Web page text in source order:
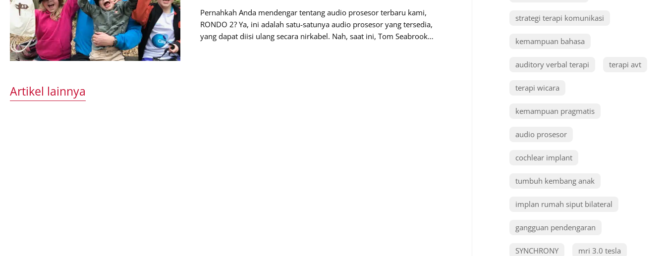
Pernahkah Anda mendengar tentang audio prosesor terbaru kami,
RONDO 2? Ya, ini adalah satu-satunya audio prosesor yang tersedia,
yang dapat diisi ulang secara nirkabel. Nah, saat ini, Tom Seabrook
Artikel lainnya
strategi terapi komunikasi
kemampuan bahasa
auditory verbal terapi terapi avt
terapi wicara
kemampuan pragmatis
audio prosesor
cochlear implant
tumbuh kembang anak
implan rumah siput bilateral
gangguan pendengaran
SYNCHRONY mri 3.0 tesla